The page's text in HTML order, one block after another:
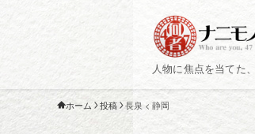
人物に焦点を当てた
ホーム 投稿 長泉 < 静岡